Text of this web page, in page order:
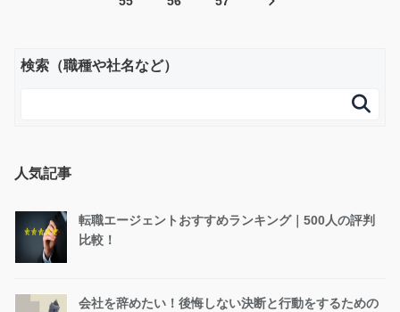
検索（職種や社名など）

人気記事
転職エージェントおすすめランキング｜500人の評判
比較！
会社を辞めたい！後悔しない決断と行動をするための